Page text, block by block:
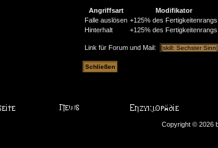
Angriffsart
Modifikator
Falle auslösen +125% des Fertigkeitenrangs
Hinterhalt
+125% des Fertigkeitenrangs
Link für Forum und Mail:
Copyright © 2026